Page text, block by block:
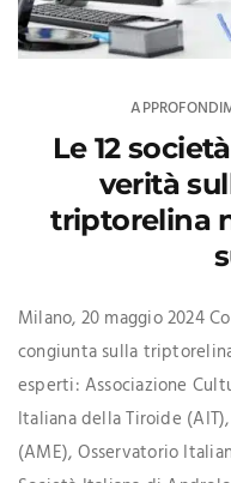
Le 12
verità
triptorelina
Milano, 20 maggio 2024
congiunta sulla
esperti: Associazione
Italiana della Tiroide
(AME), Osservatorio